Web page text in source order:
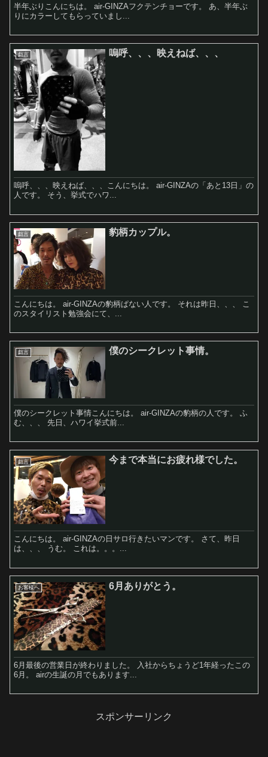
半年ぶりこんにちは。 air-GINZAフクテンチョーです。 あ、半年ぶ
りにカラーしてもらっていまし...
戯言 嗚呼、、、映えねば、、、
嗚呼、、、映えねば、、、こんにちは。 air-GINZAの「あと13日」の
人です。 そう、挙式でハワ...
戯言 豹柄カップル。
こんにちは。 air-GINZAの豹柄ぱない人です。 それは昨日、、、 こ
のスタイリスト勉強会にて、...
戯言 僕のシークレット事情。
僕のシークレット事情こんにちは。 air-GINZAの豹柄の人です。 ふ
む、、、 先日、ハワイ挙式前...
戯言 今まで本当にお疲れ様でした。
こんにちは。 air-GINZAの日サロ行きたいマンです。 さて、昨日
は、、、 うむ。 これは。。。...
お客様へ 6月ありがとう。
6月最後の営業日が終わりました。 入社からちょうど1年経ったこの
6月。 airの生誕の月でもあります...
スポンサーリンク